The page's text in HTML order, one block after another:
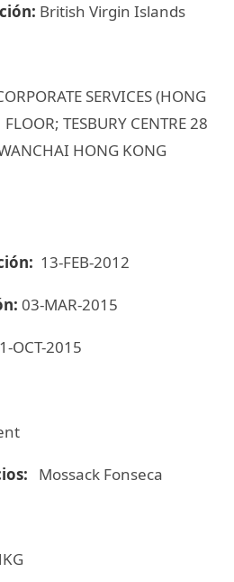
British Virgin Islands
SERVICES (HONG
TESBURY CENTRE 28
HONG KONG
13-FEB-2012
03-MAR-2015
OCT-2015
Mossack Fonseca